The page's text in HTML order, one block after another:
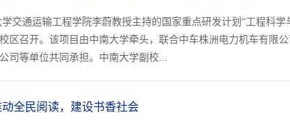
交通运输工程学院李蔚教授主持的国家重点研发计划“工程科
区召开。该项目由中南大学牵头，联合中车株洲电力机车有限
司等单位共同承担。中南大学副校...
动全民阅读，建设书香社会